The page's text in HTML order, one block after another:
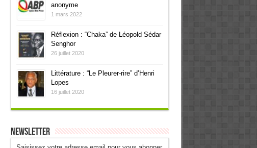
anonyme
1 mars 2022
Réflexion : “Chaka” de Léopold Sédar
Senghor
26 juillet 2020
Littérature : “Le Pleurer-rire” d’Henri
Lopes
16 juillet 2020
Newsletter